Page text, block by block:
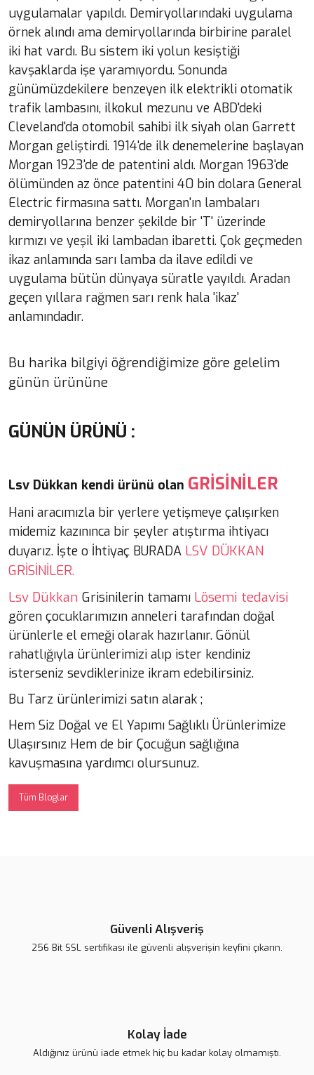
uygulamalar yapıldı. Demiryollarındaki uygulama
örnek alındı ama demiryollarında birbirine paralel
iki hat vardı. Bu sistem iki yolun kesiştiği
kavşaklarda işe yaramıyordu. Sonunda
günümüzdekilere benzeyen ilk elektrikli otomatik
trafik lambasını, ilkokul mezunu ve ABD'deki
Cleveland'da otomobil sahibi ilk siyah olan Garrett
Morgan geliştirdi. 1914'de ilk denemelerine başlayan
Morgan 1923'de de patentini aldı. Morgan 1963'de
ölümünden az önce patentini 40 bin dolara General
Electric firmasına sattı. Morgan'ın lambaları
demiryollarına benzer şekilde bir 'T' üzerinde
kırmızı ve yeşil iki lambadan ibaretti. Çok geçmeden
ikaz anlamında sarı lamba da ilave edildi ve
uygulama bütün dünyaya süratle yayıldı. Aradan
geçen yıllara rağmen sarı renk hala 'ikaz'
anlamındadır.
Bu harika bilgiyi öğrendiğimize göre gelelim
günün ürününe
GÜNÜN ÜRÜNÜ :
Lsv Dükkan kendi ürünü olan GRİSİNİLER
Hani aracımızla bir yerlere yetişmeye çalışırken
midemiz kazınınca bir şeyler atıştırma ihtiyacı
duyarız. İşte o İhtiyaç BURADA LSV DÜKKAN
GRİSİNİLER.
Lsv Dükkan Grisinilerin tamamı Lösemi tedavisi
gören çocuklarımızın anneleri tarafından doğal
ürünlerle el emeği olarak hazırlanır. Gönül
rahatlığıyla ürünlerimizi alıp ister kendiniz
isterseniz sevdiklerinize ikram edebilirsiniz.
Bu Tarz ürünlerimizi satın alarak ;
Hem Siz Doğal ve El Yapımı Sağlıklı Ürünlerimize
Ulaşırsınız Hem de bir Çocuğun sağlığına
kavuşmasına yardımcı olursunuz.
Tüm Bloglar
Güvenli Alışveriş
256 Bit SSL sertifikası ile güvenli alışverişin keyfini çıkarın.
Kolay İade
Aldığınız ürünü iade etmek hiç bu kadar kolay olmamıştı.